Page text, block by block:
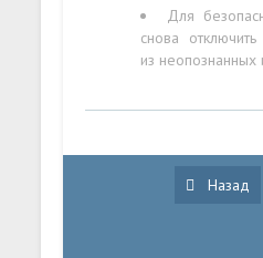
Для
снова отключить
из неопознанных
Назад